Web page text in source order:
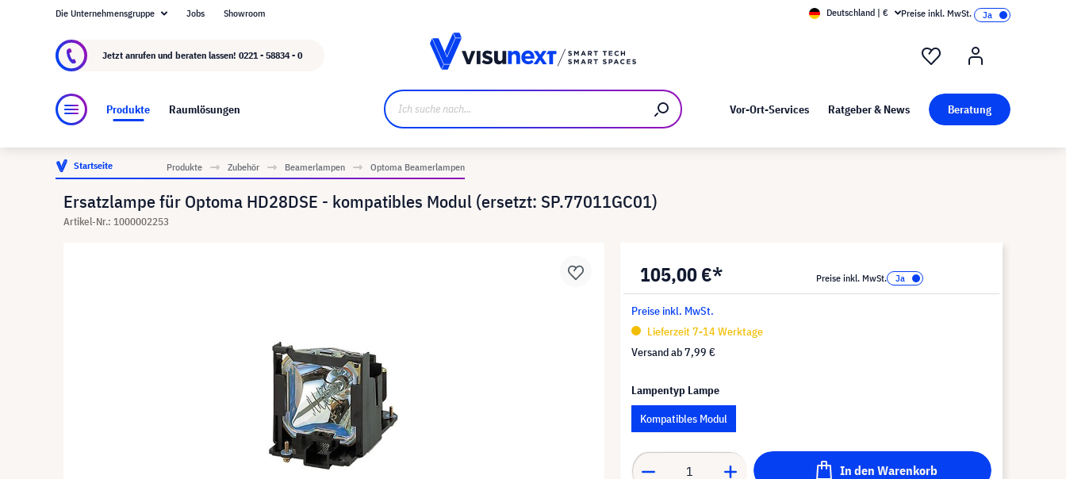
Über visunext.de Kunst bei visunext
Die Unternehmensgruppe Jobs Showroom Deutschland | € Preise inkl. MwSt.
Jetzt anrufen und beraten lassen! 0221 - 58834 - 0
Produkte Raumlösungen Vor-Ort-Services Ratgeber & News Beratung
Startseite Produkte Zubehör Beamerlampen Optoma Beamerlampen
Ersatzlampe für Optoma HD28DSE - kompatibles Modul (ersetzt: SP.77011GC01)
Artikel-Nr.: 1000002253
105,00 €* Preise inkl. MwSt.
Preise inkl. MwSt.
Lieferzeit 7-14 Werktage
Versand ab7,99 €
Lampentyp Lampe
Kompatibles Modul
In den Warenkorb